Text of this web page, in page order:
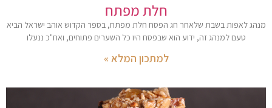
חלת מפתח
מנהג לאפות בשבת שלאחר חג הפסח חלת מפתח, בספר הקדוש אוהב ישראל הביא
טעם למנהג זה, ידוע הוא שבפסח היו כל השערים פתוחים, ואח"כ ננעלו
למתכון המלא »